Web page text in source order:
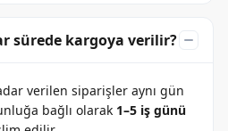
sürede kargoya verilir?
verilen siparişler aynı gün
bağlı olarak 1–5 iş günü